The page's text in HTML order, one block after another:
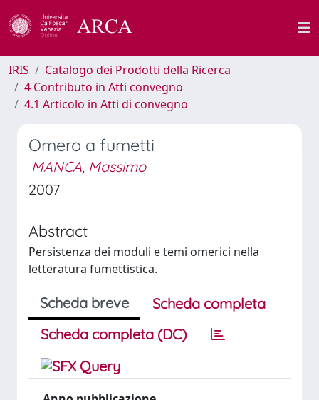
IRIS
Catalogo dei Prodotti della Ricerca
4 Contributo in Atti convegno
4.1 Articolo in Atti di convegno
Omero a fumetti
MANCA, Massimo
2007
Abstract
Persistenza dei moduli e temi omerici nella
letteratura fumettistica.
Scheda breve
Scheda completa
Scheda completa (DC)